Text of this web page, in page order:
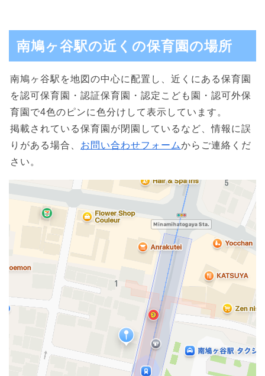
南鳩ヶ谷駅の近くの保育園の場所
南鳩ヶ谷駅を地図の中心に配置し、近くにある保育園
を認可保育園・認証保育園・認定こども園・認可外保
育園で4色のピンに色分けして表示しています。
掲載されている保育園が閉園しているなど、情報に誤
りがある場合、 お問い合わせフォームからご連絡くだ
さい。